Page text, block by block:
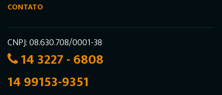
CONTATO
CNPJ: 08.630.708/0001-38
14 3227 - 6808
14 99153-9351